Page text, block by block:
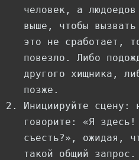
человек, а
выше, чтобы
это не сработает,
повезло. Либо
другого хищника,
позже.
Инициируйте сцену:
говорите: «Я
съесть?», ожидая,
такой общий